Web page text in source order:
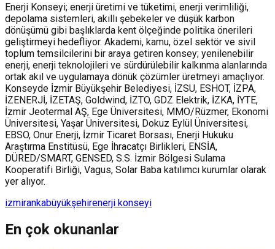
Enerji Konseyi; enerji üretimi ve tüketimi, enerji verimliliği,
depolama sistemleri, akıllı şebekeler ve düşük karbon
dönüşümü gibi başlıklarda kent ölçeğinde politika önerileri
geliştirmeyi hedefliyor. Akademi, kamu, özel sektör ve sivil
toplum temsilcilerini bir araya getiren konsey; yenilenebilir
enerji, enerji teknolojileri ve sürdürülebilir kalkınma alanlarında
ortak akıl ve uygulamaya dönük çözümler üretmeyi amaçlıyor.
Konseyde İzmir Büyükşehir Belediyesi, İZSU, ESHOT, İZPA,
İZENERJİ, İZETAŞ, Goldwind, İZTO, GDZ Elektrik, İZKA, İYTE,
İzmir Jeotermal AŞ, Ege Üniversitesi, MMO/Rüzmer, Ekonomi
Üniversitesi, Yaşar Üniversitesi, Dokuz Eylül Üniversitesi,
EBSO, Onur Enerji, İzmir Ticaret Borsası, Enerji Hukuku
Araştırma Enstitüsü, Ege İhracatçı Birlikleri, ENSİA,
DÜRED/SMART, GENSED, S.S. İzmir Bölgesi Sulama
Kooperatifi Birliği, Vagus, Solar Baba katılımcı kurumlar olarak
yer alıyor.
izmirankabüyükşehirenerji konseyi
En çok okunanlar